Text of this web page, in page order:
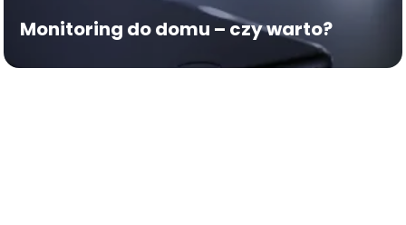
Monitoring do domu – czy warto?